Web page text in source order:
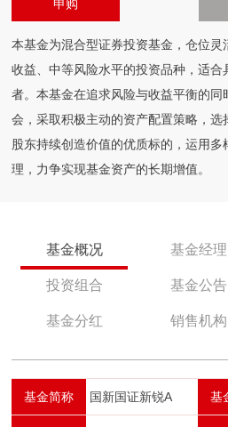
申购
本基金为混合型证券投资基金，仓位
收益、中等风险水平的投资品种，适
者。本基金在追求风险与收益平衡的
会，采取积极主动的资产配置策略，
股东持续创造价值的优质标的，运用
理，力争实现基金资产的长期增值。
基金概况 基金经理
投资组合 基金公告
基金分红 销售机构
基金简称 国新国证新锐A 基